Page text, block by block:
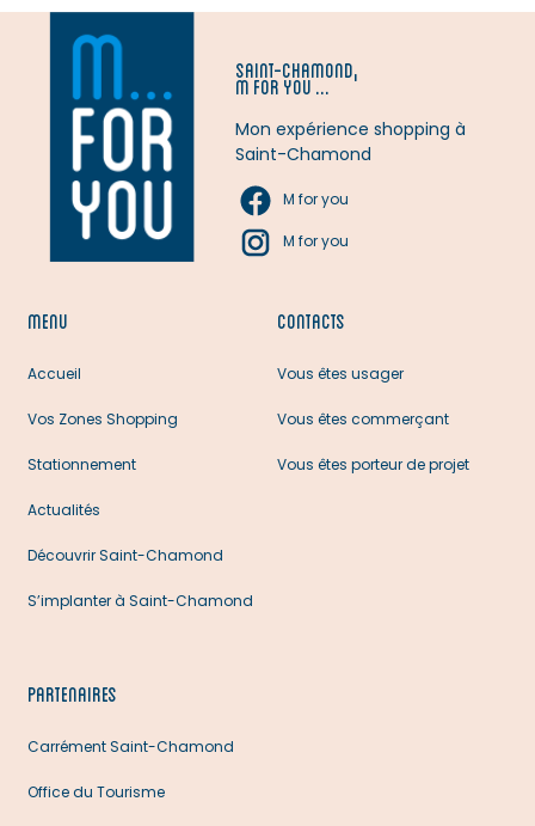
SAINT-CHAMOND,
M FOR YOU ...
Mon expérience shopping à
Saint-Chamond
M for you
M for you
MENU
Accueil
Vos Zones Shopping
Stationnement
Actualités
Découvrir Saint-Chamond
S’implanter à Saint-Chamond
CONTACTS
Vous êtes usager
Vous êtes commerçant
Vous êtes porteur de projet
PARTENAIRES
Carrément Saint-Chamond
Office du Tourisme